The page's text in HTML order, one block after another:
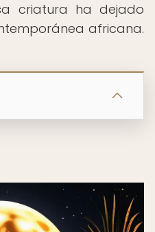
criatura ha dejado
africana.